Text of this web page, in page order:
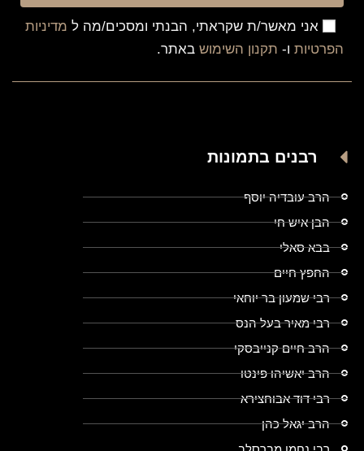
אני מאשר/ת שקראתי, הבנתי ומסכים/מה ל מדיניות
הפרטיות ו- תקנון השימוש באתר.
רבנים בתמונות
הרב עובדיה יוסף
הבן איש חי
בבא סאלי
החפץ חיים
רבי שמעון בר יוחאי
רבי מאיר בעל הנס
הרב חיים קנייבסקי
הרב יאשיהו פינטו
רבי דוד אבוחצירא
הרב יגאל כהן